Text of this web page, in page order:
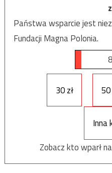
Państwa wsparcie jest
Fundacji Magna Polonia.
30 zł 50
Inna
Zobacz kto wparł